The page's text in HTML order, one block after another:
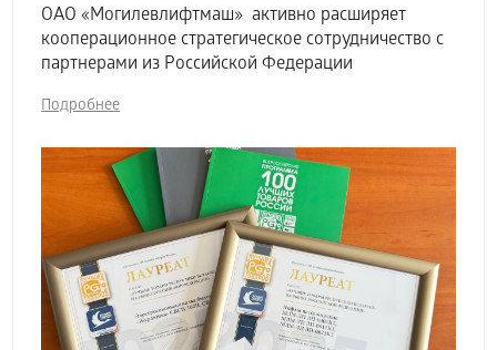
ОАО «Могилевлифтмаш» активно расширяет
кооперационное стратегическое сотрудничество с
партнерами из Российской Федерации
Подробнее